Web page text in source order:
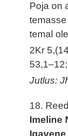
Poja on
temal
2Kr
Jutlus:
18.
Imeline